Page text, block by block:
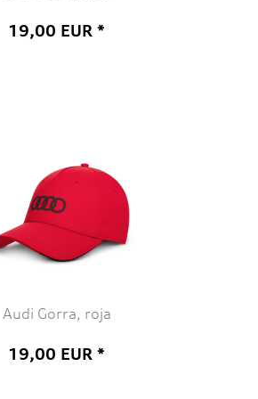
19,00 EUR *
Audi Gorra, roja
19,00 EUR *